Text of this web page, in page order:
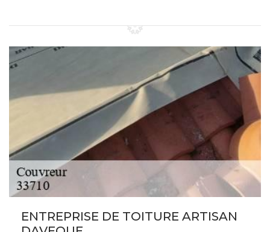
ENTREPRISE DE TOITURE ARTISAN